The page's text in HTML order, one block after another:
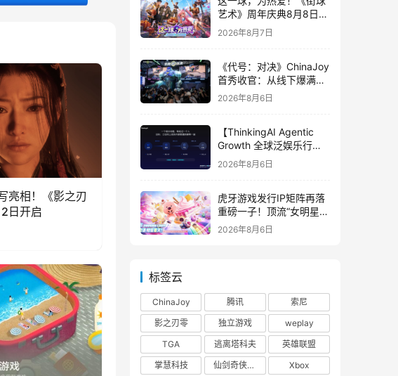
亮相！《影之刃
日开启
艺术》周年庆典8月8日正
式上线，多重福利与全新
内容同步开启
2026年8月7日
《代号：对决》ChinaJoy
首秀收官：从线下爆满看
见玩家的真实期待
2026年8月6日
【ThinkingAI Agentic
Growth 全球泛娱乐行业
峰会】Agent 时代，人到
底负责什么
2026年8月6日
虎牙游戏发行IP矩阵再落
重磅一子！顶流“女明星”
ZANMANG LOOPY 正版
2026年8月6日
标签云
ChinaJoy 腾讯
索尼
影之刃零
独立游戏
weplay
TGA
逃离塔科夫
英雄联盟
掌慧科技
仙剑奇侠传四 Xbox